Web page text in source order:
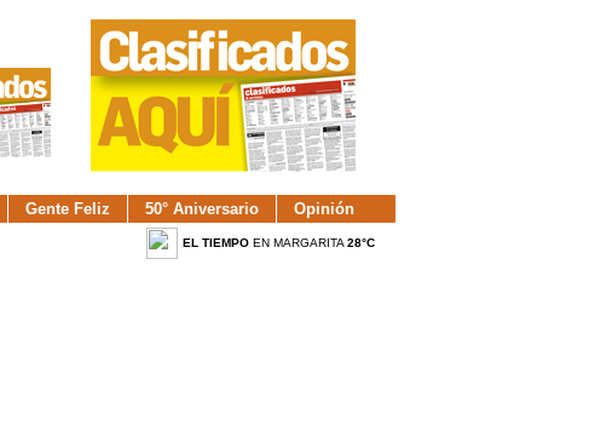
Gente Feliz 50° Aniversario Opinión
EL TIEMPOEN MARGARITA 28°C